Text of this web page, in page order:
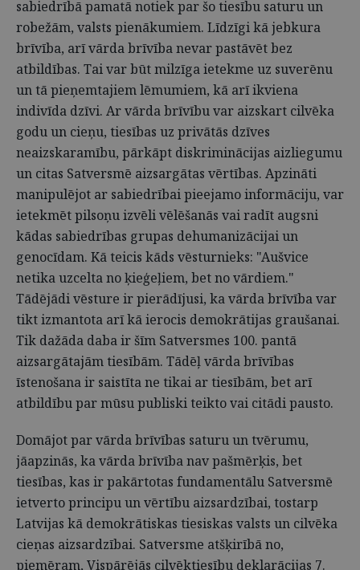
sabiedrībā pamatā notiek par šo tiesību saturu un
robežām, valsts pienākumiem. Līdzīgi kā jebkura
brīvība, arī vārda brīvība nevar pastāvēt bez
atbildības. Tai var būt milzīga ietekme uz suverēnu
un tā pieņemtajiem lēmumiem, kā arī ikviena
indivīda dzīvi. Ar vārda brīvību var aizskart cilvēka
godu un cieņu, tiesības uz privātās dzīves
neaizskaramību, pārkāpt diskriminācijas aizliegumu
un citas Satversmē aizsargātas vērtības. Apzināti
manipulējot ar sabiedrībai pieejamo informāciju, var
ietekmēt pilsoņu izvēli vēlēšanās vai radīt augsni
kādas sabiedrības grupas dehumanizācijai un
genocīdam. Kā teicis kāds vēsturnieks: "Aušvice
netika uzcelta no ķieģeļiem, bet no vārdiem."
Tādējādi vēsture ir pierādījusi, ka vārda brīvība var
tikt izmantota arī kā ierocis demokrātijas graušanai.
Tik dažāda daba ir šīm Satversmes 100. pantā
aizsargātajām tiesībām. Tādēļ vārda brīvības
īstenošana ir saistīta ne tikai ar tiesībām, bet arī
atbildību par mūsu publiski teikto vai citādi pausto.
Domājot par vārda brīvības saturu un tvērumu,
jāapzinās, ka vārda brīvība nav pašmērķis, bet
tiesības, kas ir pakārtotas fundamentālu Satversmē
ietverto principu un vērtību aizsardzībai, tostarp
Latvijas kā demokrātiskas tiesiskas valsts un cilvēka
cieņas aizsardzībai. Satversme atšķirībā no,
piemēram, Vispārējās cilvēktiesību deklarācijas 7.